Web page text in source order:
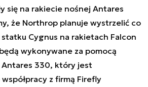
się na rakiecie nośnej Antares
że Northrop planuje wystrzelić co
Cygnus na rakietach Falcon
wykonywane za pomocą
330, który jest
z firmą Firefly